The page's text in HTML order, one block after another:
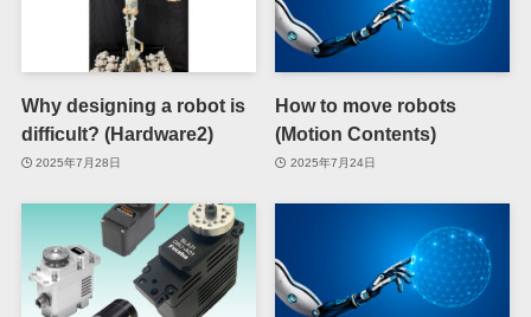
Why designing a robot is
difficult? (Hardware2)
2025年7月28日
How to move robots
(Motion Contents)
2025年7月24日